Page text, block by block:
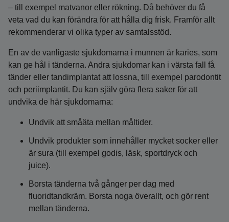
– till exempel matvanor eller rökning. Då behöver du få
veta vad du kan förändra för att hålla dig frisk. Framför allt
rekommenderar vi olika typer av samtalsstöd.
En av de vanligaste sjukdomarna i munnen är karies, som
kan ge hål i tänderna. Andra sjukdomar kan i värsta fall få
tänder eller tandimplantat att lossna, till exempel parodontit
och periimplantit. Du kan själv göra flera saker för att
undvika de här sjukdomarna:
Undvik att småäta mellan måltider.
Undvik produkter som innehåller mycket socker eller
är sura (till exempel godis, läsk, sportdryck och
juice).
Borsta tänderna två gånger per dag med
fluoridtandkräm. Borsta noga överallt, och gör rent
mellan tänderna.